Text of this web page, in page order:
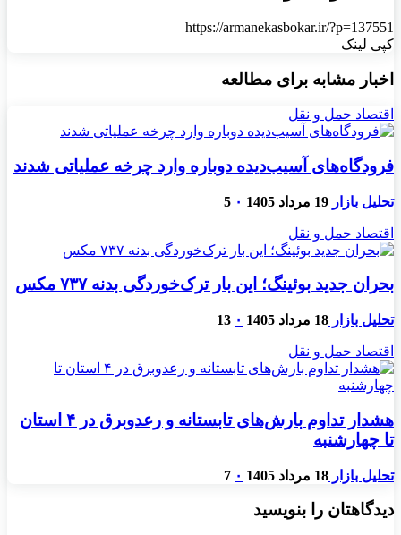
https://armanekasbokar.ir/?p=137551
کپی لینک
اخبار مشابه برای مطالعه
اقتصاد حمل و نقل
فرودگاه‌های آسیب‌دیده دوباره وارد چرخه عملیاتی شدند
تحلیل بازار 19 مرداد 1405 ۰ 5
اقتصاد حمل و نقل
بحران جدید بوئینگ؛ این بار ترک‌خوردگی بدنه ۷۳۷ مکس
تحلیل بازار 18 مرداد 1405 ۰ 13
اقتصاد حمل و نقل
هشدار تداوم بارش‌های تابستانه و رعدوبرق در ۴ استان
تا چهارشنبه
تحلیل بازار 18 مرداد 1405 ۰ 7
دیدگاهتان را بنویسید